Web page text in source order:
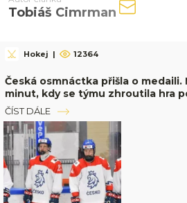
Tobiáš Cimrman
Hokej | 12364
Česká osmnáctka přišla o medaili.
minut, kdy se týmu zhroutila hra
ČÍST DÁLE